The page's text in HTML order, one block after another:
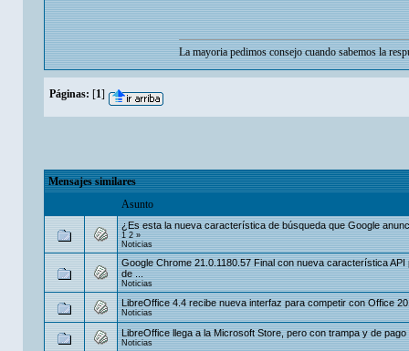
La mayoria pedimos consejo cuando sabemos la
Páginas: [1]
Mensajes similares
Asunto
¿Es esta la nueva característica de búsqueda que Google
1 2»
Noticias
Google Chrome 21.0.1180.57 Final con nueva característica API
de ...
Noticias
LibreOffice 4.4 recibe nueva interfaz para competir con Office
Noticias
LibreOffice llega a la Microsoft Store, pero con trampa y de pago
Noticias